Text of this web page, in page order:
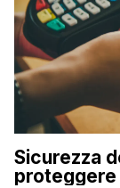
Sicurezza